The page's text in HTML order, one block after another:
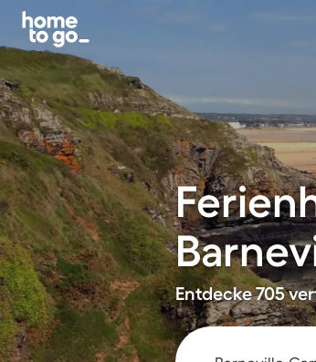
Entdecke 705